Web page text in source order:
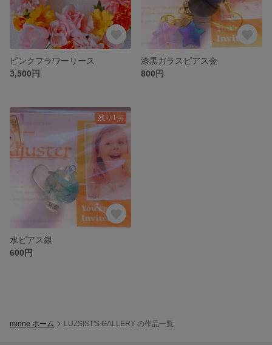
ピンクフラワーリース
3,500円
漆黒ガラスピアス金
800円
残り1点
水ピアス銀
600円
minne ホーム LUZSIST'S GALLERY の作品一覧